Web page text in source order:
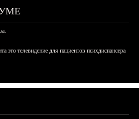
это телевидение для пациентов психдиспансера